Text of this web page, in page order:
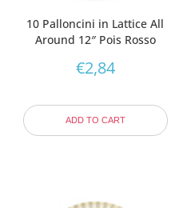
10 Palloncini in Lattice All
Around 12″ Pois Rosso
€2,84
ADD TO CART